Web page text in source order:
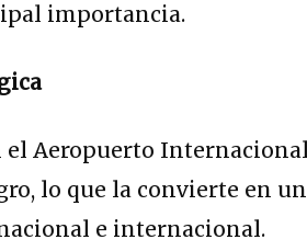
importancia.
Aeropuerto Internacional
lo que la convierte en
e internacional.